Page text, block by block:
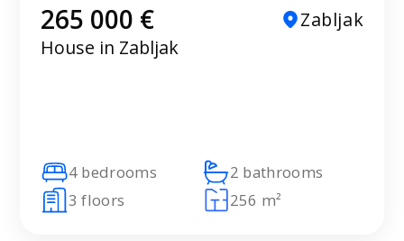
265 000 €
Zabljak
House in Zabljak
4 bedrooms
2 bathrooms
3 floors
256 m²